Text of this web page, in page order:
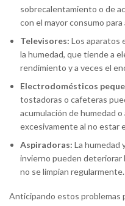
sobrecalentamiento o de
con el mayor consumo
Televisores: Los aparatos
la humedad, que tiende a
rendimiento y a veces el
Electrodomésticos
tostadoras o cafeteras
acumulación de humedad
excesivamente al no estar
Aspiradoras: La humedad
invierno pueden deteriorar
no se limpian regularmente.
Anticipando estos problemas